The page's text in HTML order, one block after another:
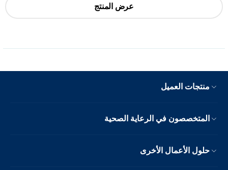
عرض المنتج
منتجات العميل
المتخصصون في الرعاية الصحية
حلول الأعمال الأخرى